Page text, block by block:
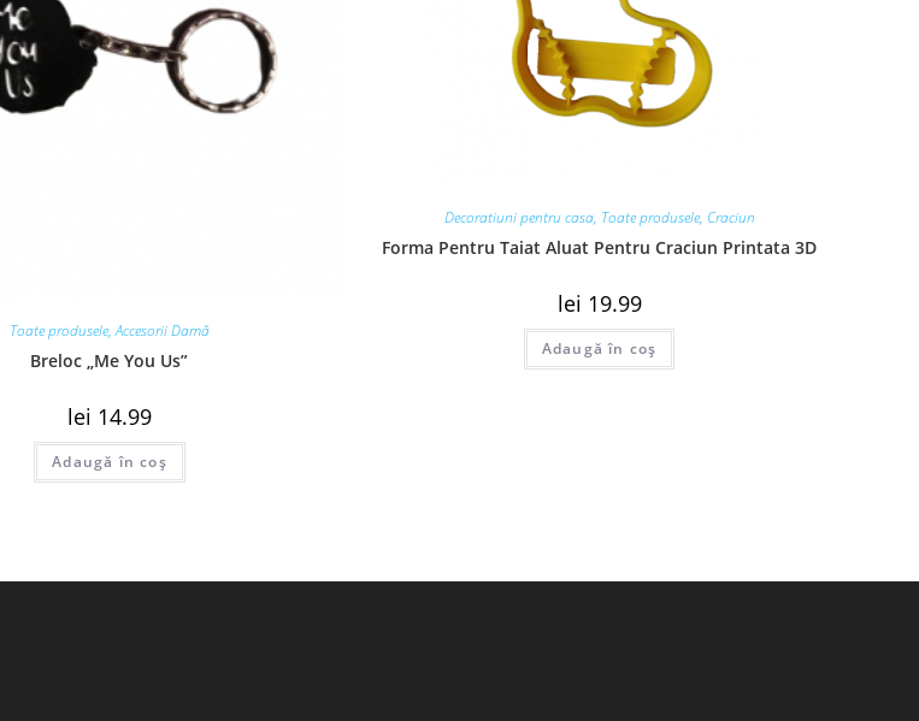
Toate produsele,Accesorii Damă
Breloc „Me You Us”
lei 14.99
Adaugă în coș
Decoratiuni pentru casa, Toate produsele, Craciun
Forma Pentru Taiat Aluat Pentru Craciun Printata 3D
lei 19.99
Adaugă în coș